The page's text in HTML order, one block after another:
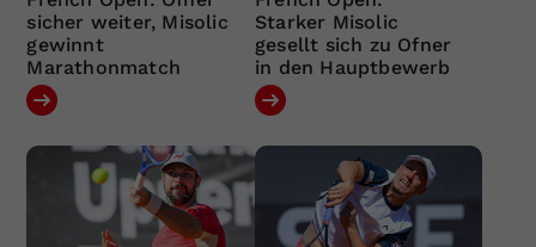
sicher weiter, Misolic
gewinnt
Marathonmatch
Starker Misolic
gesellt sich zu Ofner
in den Hauptbewerb